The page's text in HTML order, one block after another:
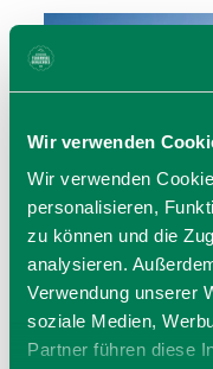
Wir verwenden
Wir verwenden
personalisieren,
zu können und die
analysieren.
Verwendung unserer
soziale Medien,
Partner führen diese